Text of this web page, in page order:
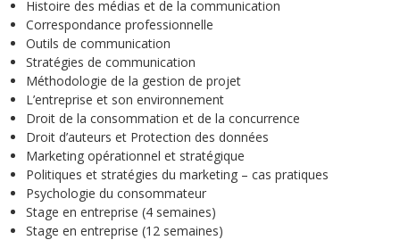
Histoire des médias et de la communication
Correspondance professionnelle
Outils de communication
Stratégies de communication
Méthodologie de la gestion de projet
L’entreprise et son environnement
Droit de la consommation et de la concurrence
Droit d’auteurs et Protection des données
Marketing opérationnel et stratégique
Politiques et stratégies du marketing – cas pratiques
Psychologie du consommateur
Stage en entreprise (4 semaines)
Stage en entreprise (12 semaines)